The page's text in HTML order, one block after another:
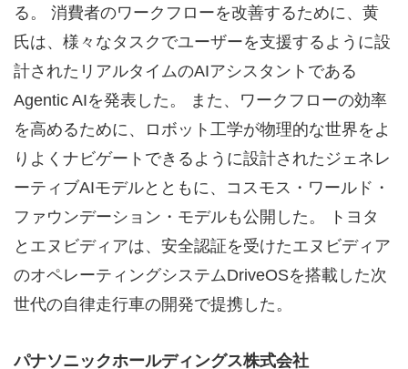
る。 消費者のワークフローを改善するために、黄
氏は、様々なタスクでユーザーを支援するように設
計されたリアルタイムのAIアシスタントである
Agentic AIを発表した。 また、ワークフローの効率
を高めるために、ロボット工学が物理的な世界をよ
りよくナビゲートできるように設計されたジェネレ
ーティブAIモデルとともに、コスモス・ワールド・
ファウンデーション・モデルも公開した。 トヨタ
とエヌビディアは、安全認証を受けたエヌビディア
のオペレーティングシステムDriveOSを搭載した次
世代の自律走行車の開発で提携した。
パナソニックホールディングス株式会社